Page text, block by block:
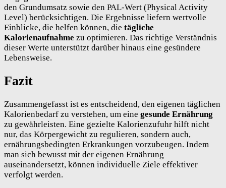
den Grundumsatz sowie den PAL-Wert (Physical Activity
Level) berücksichtigen. Die Ergebnisse liefern wertvolle
Einblicke, die helfen können, die tägliche
Kalorienaufnahme zu optimieren. Das richtige Verständnis
dieser Werte unterstützt darüber hinaus eine gesündere
Lebensweise.
Fazit
Zusammengefasst ist es entscheidend, den eigenen täglichen
Kalorienbedarf zu verstehen, um eine gesunde Ernährung
zu gewährleisten. Eine gezielte Kalorienzufuhr hilft nicht
nur, das Körpergewicht zu regulieren, sondern auch,
ernährungsbedingten Erkrankungen vorzubeugen. Indem
man sich bewusst mit der eigenen Ernährung
auseinandersetzt, können individuelle Ziele effektiver
verfolgt werden.